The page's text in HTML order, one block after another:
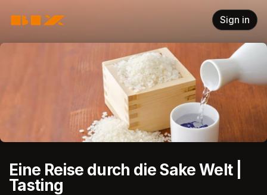
Sign in
Eine Reise durch die Sake Welt |
Tasting